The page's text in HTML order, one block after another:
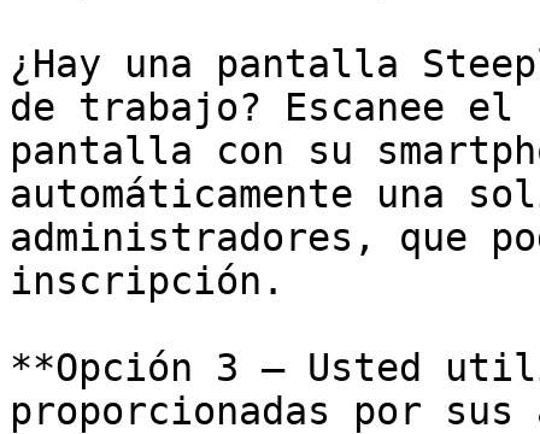
¿Hay una pantalla
de trabajo? Escanee el
pantalla con su
automáticamente una
administradores, que
inscripción.
**Opción 3 — Usted
proporcionadas por